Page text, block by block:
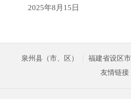
2025年8月15日
泉州县（市、区） 福建省设区市
友情链接